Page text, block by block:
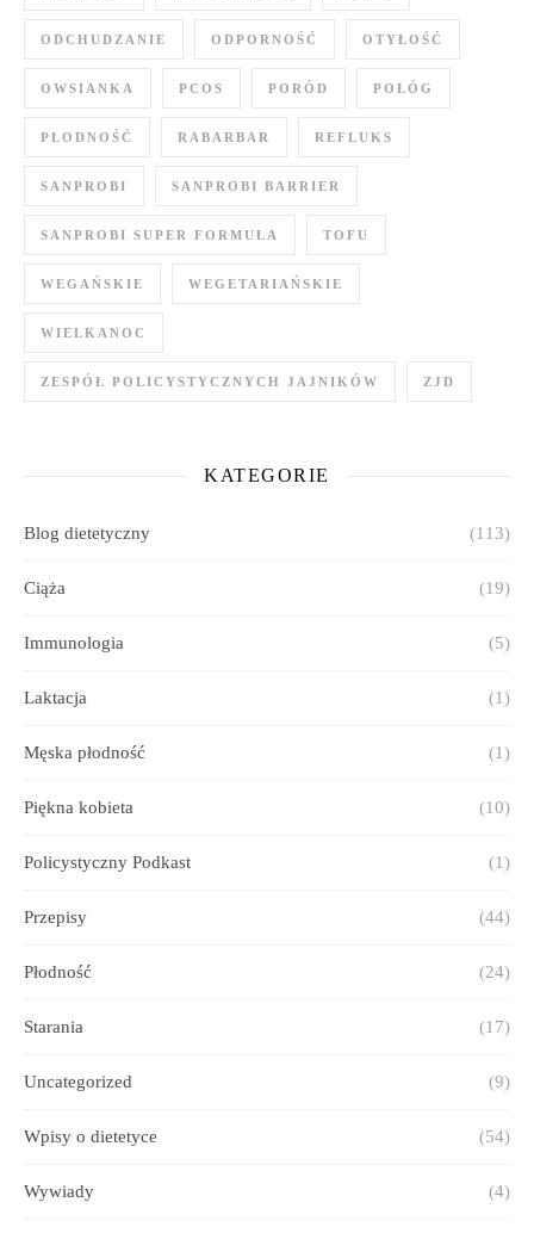
ODCHUDZANIE ODPORNOŚĆ OTYŁOŚĆ
OWSIANKA PCOS PORÓD POŁÓG
PŁODNOŚĆ RABARBAR REFLUKS
SANPROBI SANPROBI BARRIER
SANPROBI SUPER FORMUŁA TOFU
WEGAŃSKIE WEGETARIAŃSKIE
WIELKANOC
ZESPÓŁ POLICYSTYCZNYCH JAJNIKÓW ZJD
KATEGORIE
Blog dietetyczny (113)
Ciąża (19)
Immunologia (5)
Laktacja (1)
Męska płodność (1)
Piękna kobieta (10)
Policystyczny Podkast (1)
Przepisy (44)
Płodność (24)
Starania (17)
Uncategorized (9)
Wpisy o dietetyce (54)
Wywiady (4)